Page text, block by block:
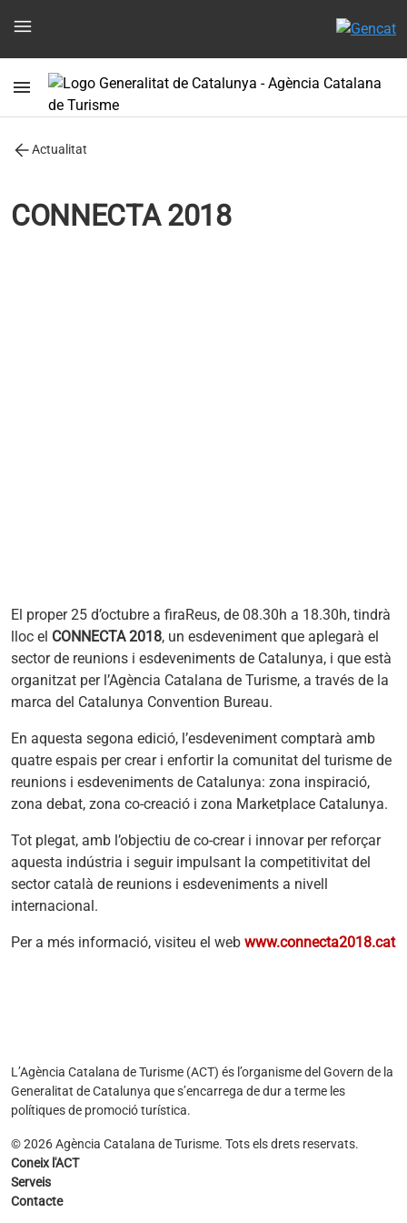
menu
menu
arrow_backActualitat
CONNECTA 2018
El proper 25 d’octubre a firaReus, de 08.30h a 18.30h, tindrà
lloc el CONNECTA 2018, un esdeveniment que aplegarà el
sector de reunions i esdeveniments de Catalunya, i que està
organitzat per l’Agència Catalana de Turisme, a través de la
marca del Catalunya Convention Bureau.
En aquesta segona edició, l’esdeveniment comptarà amb
quatre espais per crear i enfortir la comunitat del turisme de
reunions i esdeveniments de Catalunya: zona inspiració,
zona debat, zona co-creació i zona Marketplace Catalunya.
Tot plegat, amb l’objectiu de co-crear i innovar per reforçar
aquesta indústria i seguir impulsant la competitivitat del
sector català de reunions i esdeveniments a nivell
internacional.
Per a més informació, visiteu el web www.connecta2018.cat
L’Agència Catalana de Turisme (ACT) és l’organisme del Govern de la
Generalitat de Catalunya que s’encarrega de dur a terme les
polítiques de promoció turística.
© 2026 Agència Catalana de Turisme. Tots els drets reservats.
Coneix l'ACT
Serveis
Contacte